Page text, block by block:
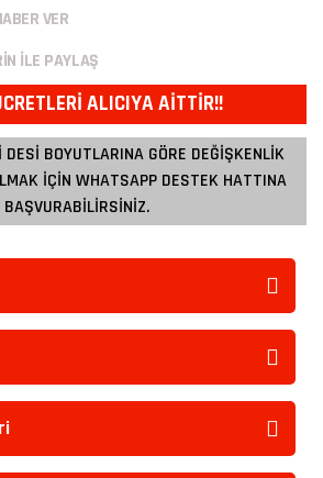
VER
İLE PAYLAŞ
ALICIYA AİTTİR!!
DESİ BOYUTLARINA GÖRE DEĞİŞKENLİK
İÇİN WHATSAPP DESTEK HATTINA
BAŞVURABİLİRSİNİZ.